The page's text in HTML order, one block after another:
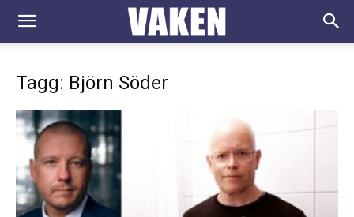
VAKEN.se
Tagg: Björn Söder